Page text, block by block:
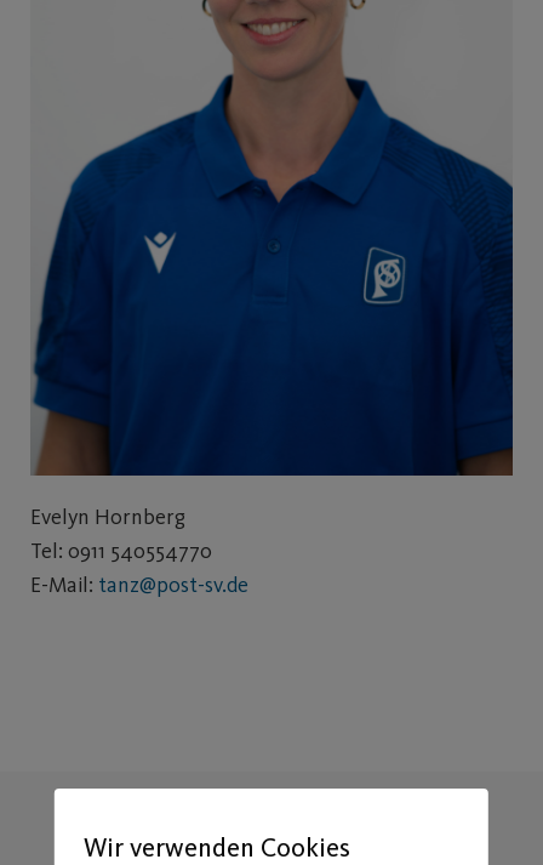
Evelyn Hornberg
Tel: 0911 540554770
E-Mail: tanz@post-sv.de
Wir verwenden Cookies